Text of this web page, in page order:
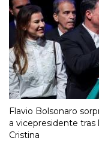
Flavio Bolsonaro
a vicepresidente tras
Cristina